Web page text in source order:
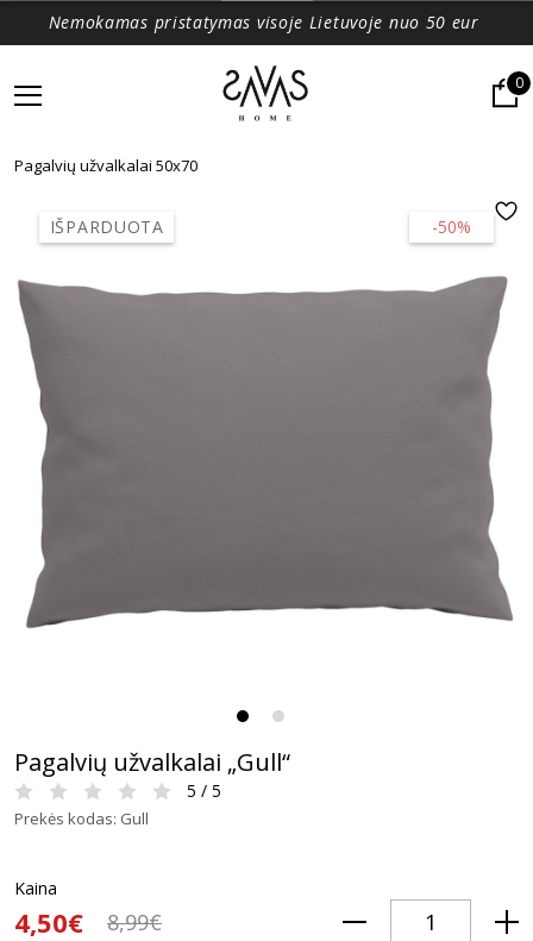
Nemokamas pristatymas visoje Lietuvoje nuo 50 eur
0
Pagalvių užvalkalai 50x70
-50%
IŠPARDUOTA
Pagalvių užvalkalai „Gull“
5 / 5
Prekės kodas: Gull
Kaina
4,50€ 8,99€